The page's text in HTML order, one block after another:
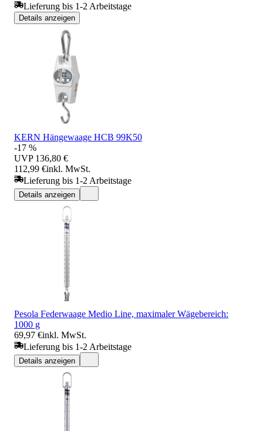
Lieferung bis 1-2 Arbeitstage
Details anzeigen
KERN Hängewaage HCB 99K50
-17 %
UVP 136,80 €
112,99 €inkl. MwSt.
Lieferung bis 1-2 Arbeitstage
Details anzeigen
Pesola Federwaage Medio Line, maximaler Wägebereich:
1000 g
69,97 €inkl. MwSt.
Lieferung bis 1-2 Arbeitstage
Details anzeigen